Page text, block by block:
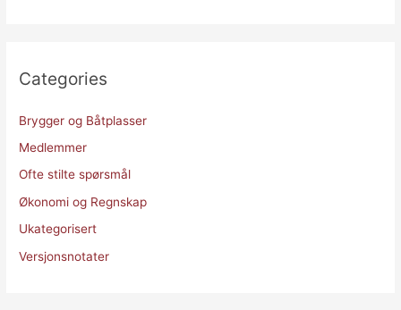
Categories
Brygger og Båtplasser
Medlemmer
Ofte stilte spørsmål
Økonomi og Regnskap
Ukategorisert
Versjonsnotater